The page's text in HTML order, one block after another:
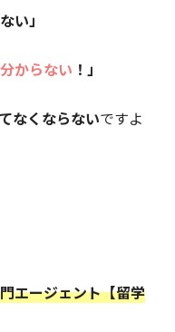
い」
からない ！」
なくならないですよ
エージェント【留学